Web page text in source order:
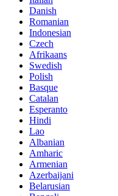
Danish
Romanian
Indonesian
Czech
Afrikaans
Swedish
Polish
Basque
Catalan
Esperanto
Hindi
Lao
Albanian
Amharic
Armenian
Azerbaijani
Belarusian